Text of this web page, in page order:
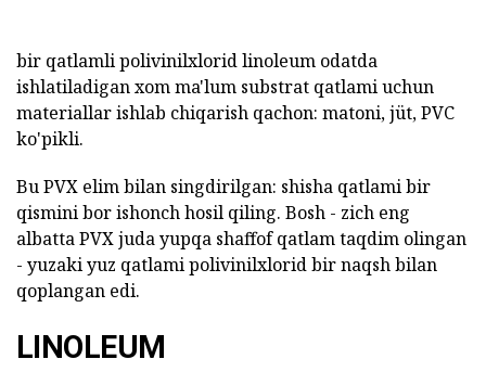
bir qatlamli polivinilxlorid linoleum odatda
ishlatiladigan xom ma'lum substrat qatlami uchun
materiallar ishlab chiqarish qachon: matoni, jüt, PVC
ko'pikli.
Bu PVX elim bilan singdirilgan: shisha qatlami bir
qismini bor ishonch hosil qiling. Bosh - zich eng
albatta PVX juda yupqa shaffof qatlam taqdim olingan
- yuzaki yuz qatlami polivinilxlorid bir naqsh bilan
qoplangan edi.
LINOLEUM